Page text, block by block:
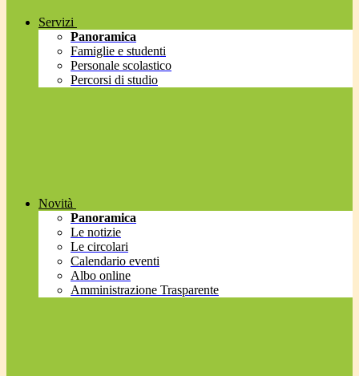
Servizi
Panoramica
Famiglie e studenti
Personale scolastico
Percorsi di studio
Novità
Panoramica
Le notizie
Le circolari
Calendario eventi
Albo online
Amministrazione Trasparente